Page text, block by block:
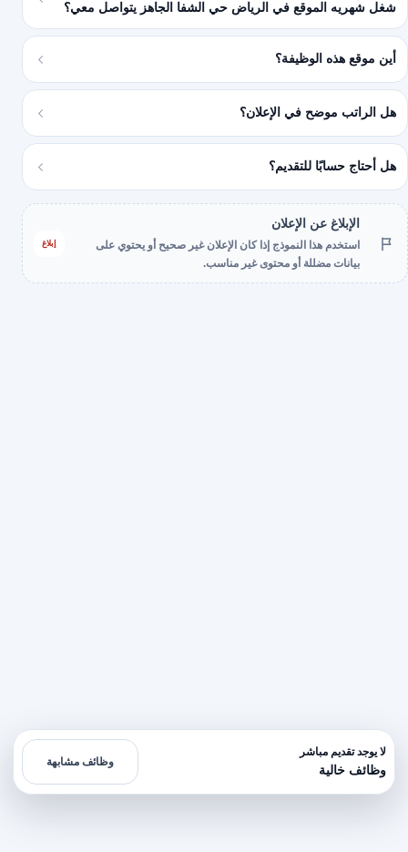
شغل شهريه الموقع في الرياض حي الشفا الجاهز يتواصل معي؟
أين موقع هذه الوظيفة؟
هل الراتب موضح في الإعلان؟
هل أحتاج حسابًا للتقديم؟
الإبلاغ عن الإعلان
استخدم هذا النموذج إذا كان الإعلان غير صحيح أو يحتوي على
بيانات مضللة أو محتوى غير مناسب.
إبلاغ
لا يوجد تقديم مباشر
وظائف خالية
وظائف مشابهة